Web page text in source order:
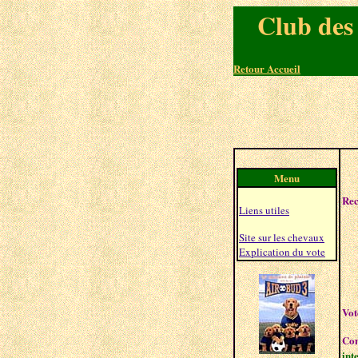
Club
Retour Accueil
Menu
Liens utiles
Site sur les chevaux
Explication du vote